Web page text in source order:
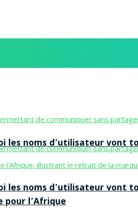
les noms d’utilisateur vont
les noms d’utilisateur vont
pour l’Afrique